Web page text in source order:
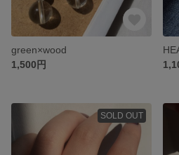
green×wood
1,500円
SOLD OUT